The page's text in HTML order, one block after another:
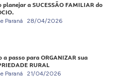
planejar a SUCESSÃO FAMILIAR do
Paraná 28/04/2026
a passo para ORGANIZAR sua
RURAL
Paraná 21/04/2026